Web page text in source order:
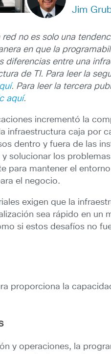
Jim
no es solo una
en que la
diferencias entre una
de TI. Para leer la
. Para leer la tercera
aquí.
incrementó la
infraestructura caja por
dentro y fuera de las
solucionar los
para mantener el
el negocio.
exigen que la
sea rápido en
si estos desafíos no
proporciona la
y operaciones, la